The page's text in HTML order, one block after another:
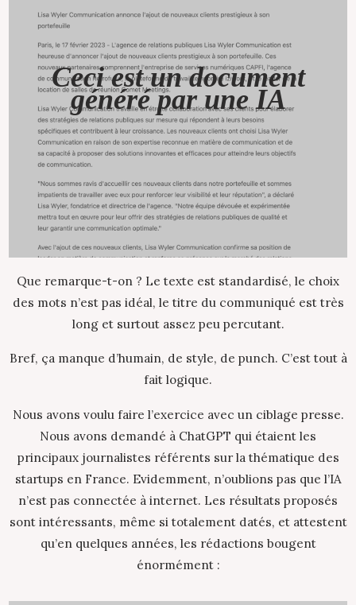
Ceci est un document
généré par une IA
Que remarque-t-on ? Le texte est standardisé, le choix
des mots n’est pas idéal, le titre du communiqué est très
long et surtout assez peu percutant.
Bref, ça manque d’humain, de style, de punch. C’est tout à
fait logique.
Nous avons voulu faire l’exercice avec un ciblage presse.
Nous avons demandé à ChatGPT qui étaient les
principaux journalistes référents sur la thématique des
startups en France. Evidemment, n’oublions pas que l’IA
n’est pas connectée à internet. Les résultats proposés
sont intéressants, même si totalement datés, et attestent
qu’en quelques années, les rédactions bougent
énormément :